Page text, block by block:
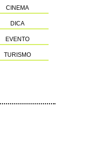
CINEMA
DICA
EVENTO
TURISMO